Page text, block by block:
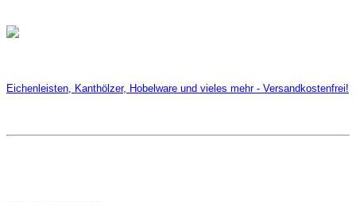
Eichenleisten, Kanthölzer, Hobelware und vieles mehr - Versandkostenfrei!